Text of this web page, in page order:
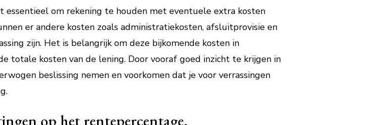
essentieel om rekening te houden met eventuele extra kosten
er andere kosten zoals administratiekosten, afsluitprovisie en
zijn. Het is belangrijk om deze bijkomende kosten in
totale kosten van de lening. Door vooraf goed inzicht te krijgen in
beslissing nemen en voorkomen dat je voor verrassingen
op het rentepercentage.